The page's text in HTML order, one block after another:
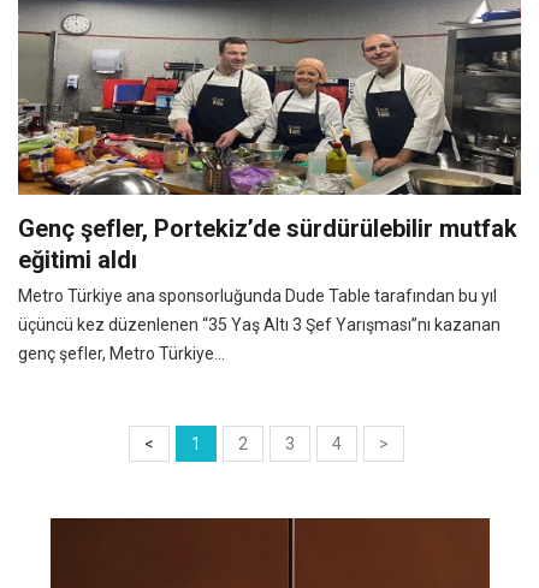
Genç şefler, Portekiz’de sürdürülebilir mutfak
eğitimi aldı
Metro Türkiye ana sponsorluğunda Dude Table tarafından bu yıl
üçüncü kez düzenlenen “35 Yaş Altı 3 Şef Yarışması”nı kazanan
genç şefler, Metro Türkiye...
< 1 2 3 4 >